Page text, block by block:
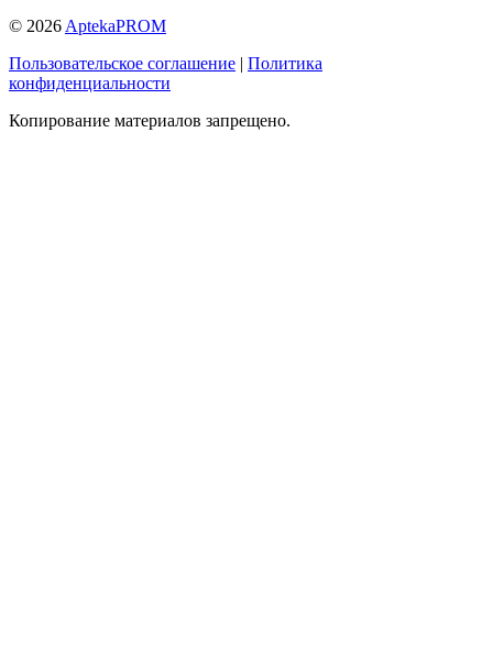
© 2026 AptekaPROM
Пользовательское соглашение | Политика
конфиденциальности
Копирование материалов запрещено.